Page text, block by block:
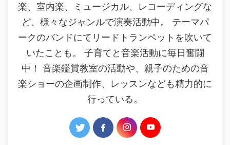
楽、室内楽、ミュージカル、レコーディングな
ど、様々なジャンルで演奏活動中。 テーマパ
ークのバンドにてリードトランペットを吹いて
いたことも。 子育てと音楽活動に毎日奮闘
中！ 音楽鑑賞教室の活動や、親子のための音
楽ショーの企画制作、レッスンなども精力的に
行っている。